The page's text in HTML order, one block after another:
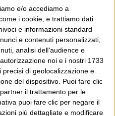
e/o accediamo a
i cookie, e trattiamo dati
e informazioni standard
e contenuti personalizzati,
analisi dell'audience e
noi e i nostri 1733
di geolocalizzazione e
del dispositivo. Puoi fare clic
il trattamento per le
puoi fare clic per negare il
più dettagliate e modificare
Sofri, il fondatore e
online il Post. Forse
il Post, o forse sei